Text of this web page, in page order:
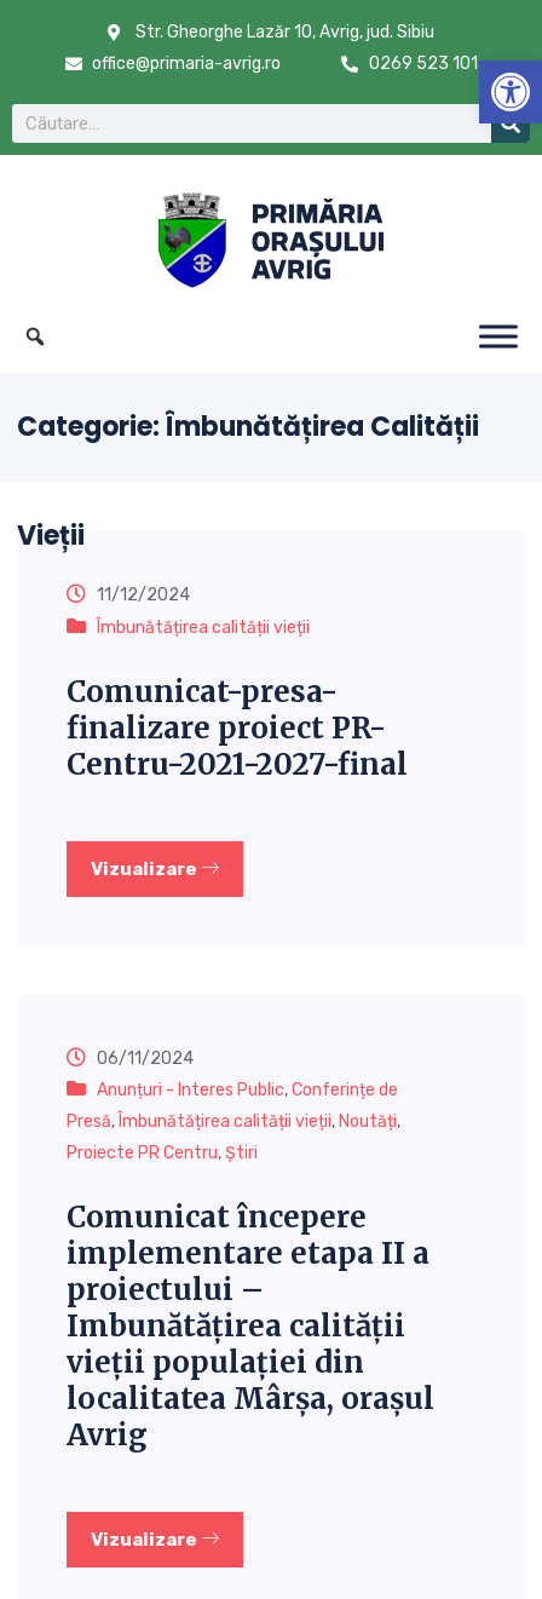
Str. Gheorghe Lazăr 10, Avrig, jud. Sibiu
office@primaria-avrig.ro
0269 523 101
Categorie:Îmbunătățirea Calității
Vieții
11/12/2024
Îmbunătățirea calității vieții
Comunicat-presa-
finalizare proiect PR-
Centru-2021-2027-final
Vizualizare
06/11/2024
Anunțuri - Interes Public,Conferințe de
Presă, Îmbunătățirea calității vieții, Noutăți,
Proiecte PR Centru,Știri
Comunicat începere
implementare etapa II a
proiectului –
Imbunătățirea calității
vieții populației din
localitatea Mârșa, orașul
Avrig
Vizualizare